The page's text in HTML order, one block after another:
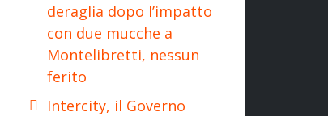
deraglia dopo l’impatto
con due mucche a
Montelibretti, nessun
ferito
Intercity, il Governo